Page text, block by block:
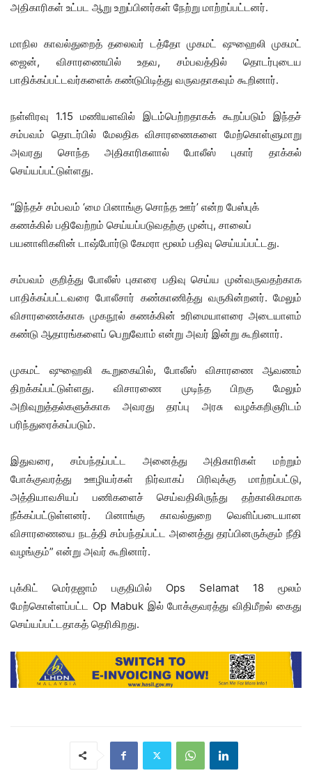
அதிகாரிகள் உட்பட ஆறு உறுப்பினர்கள் நேற்று மாற்றப்பட்டனர்.
மாநில காவல்துறைத் தலைவர் டத்தோ முகமட் ஷுஹைலி முகமட்
ஜைன், விசாரணையில் உதவ, சம்பவத்தில் தொடர்புடைய
பாதிக்கப்பட்டவர்களைக் கண்டுபிடித்து வருவதாகவும் கூறினார்.
நள்ளிரவு 1.15 மணியளவில் இடம்பெற்றதாகக் கூறப்படும் இந்தச்
சம்பவம் தொடர்பில் மேலதிக விசாரணைகளை மேற்கொள்ளுமாறு
அவரது சொந்த அதிகாரிகளால் போலீஸ் புகார் தாக்கல்
செய்யப்பட்டுள்ளது.
“இந்தச் சம்பவம் ‘மை பினாங்கு சொந்த ஊர்’ என்ற பேஸ்புக்
கணக்கில் பதிவேற்றம் செய்யப்படுவதற்கு முன்பு, சாலைப்
பயனாளிகளின் டாஷ்போர்டு கேமரா மூலம் பதிவு செய்யப்பட்டது.
சம்பவம் குறித்து போலீஸ் புகாரை பதிவு செய்ய முன்வருவதற்காக
பாதிக்கப்பட்டவரை போலீசார் கண்காணித்து வருகின்றனர். மேலும்
விசாரணைக்காக முகநூல் கணக்கின் உரிமையாளரை அடையாளம்
கண்டு ஆதாரங்களைப் பெறுவோம் என்று அவர் இன்று கூறினார்.
முகமட் ஷுஹைலி கூறுகையில், போலீஸ் விசாரணை ஆவணம்
திறக்கப்பட்டுள்ளது. விசாரணை முடிந்த பிறகு மேலும்
அறிவுறுத்தல்களுக்காக அவரது தரப்பு அரசு வழக்கறிஞரிடம்
பரிந்துரைக்கப்படும்.
இதுவரை, சம்பந்தப்பட்ட அனைத்து அதிகாரிகள் மற்றும்
போக்குவரத்து ஊழியர்கள் நிர்வாகப் பிரிவுக்கு மாற்றப்பட்டு,
அத்தியாவசியப் பணிகளைச் செய்வதிலிருந்து தற்காலிகமாக
நீக்கப்பட்டுள்ளனர். பினாங்கு காவல்துறை வெளிப்படையான
விசாரணையை நடத்தி சம்பந்தப்பட்ட அனைத்து தரப்பினருக்கும் நீதி
வழங்கும்” என்று அவர் கூறினார்.
புக்கிட் மெர்தஜாம் பகுதியில் Ops Selamat 18 மூலம்
மேற்கொள்ளப்பட்ட Op Mabuk இல் போக்குவரத்து விதிமீறல் கைது
செய்யப்பட்டதாகத் தெரிகிறது.